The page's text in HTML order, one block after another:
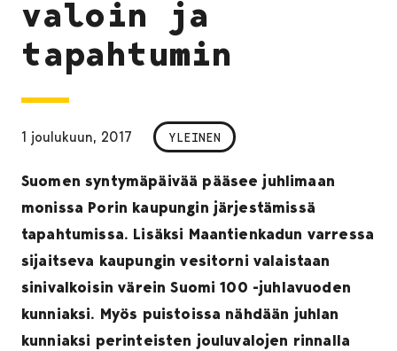
valoin ja
tapahtumin
1 joulukuun, 2017 YLEINEN
Suomen syntymäpäivää pääsee juhlimaan
monissa Porin kaupungin järjestämissä
tapahtumissa. Lisäksi Maantienkadun varressa
sijaitseva kaupungin vesitorni valaistaan
sinivalkoisin värein Suomi 100 -juhlavuoden
kunniaksi. Myös puistoissa nähdään juhlan
kunniaksi perinteisten jouluvalojen rinnalla